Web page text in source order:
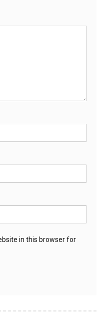
in this browser for